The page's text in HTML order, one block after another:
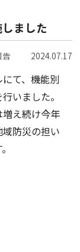
ました
告 2024.07.17
て、機能別
いました。
え続け今年
防災の担い